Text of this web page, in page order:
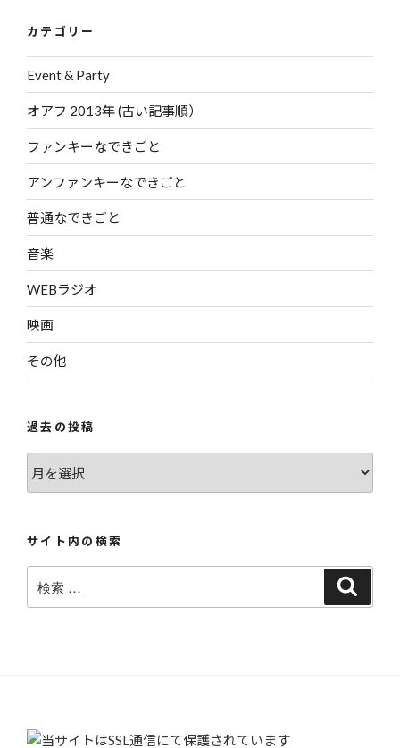
カテゴリー
Event & Party
オアフ 2013年 (古い記事順）
ファンキーなできごと
アンファンキーなできごと
普通なできごと
音楽
WEBラジオ
映画
その他
過去の投稿
去
稿
サイト内の検索
索: